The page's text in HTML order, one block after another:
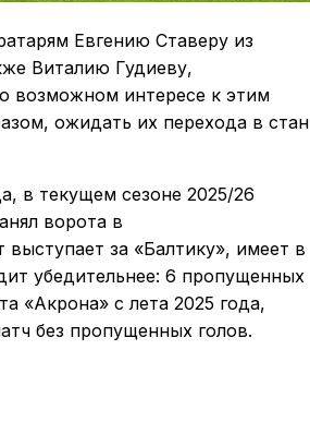
Евгению Ставеру из
Виталию Гудиеву,
возможном интересе к этим
ожидать их перехода в стан
в текущем сезоне 2025/26
ворота в
за «Балтику», имеет в
убедительнее: 6 пропущенных
«Акрона» с лета 2025 года,
без пропущенных голов.